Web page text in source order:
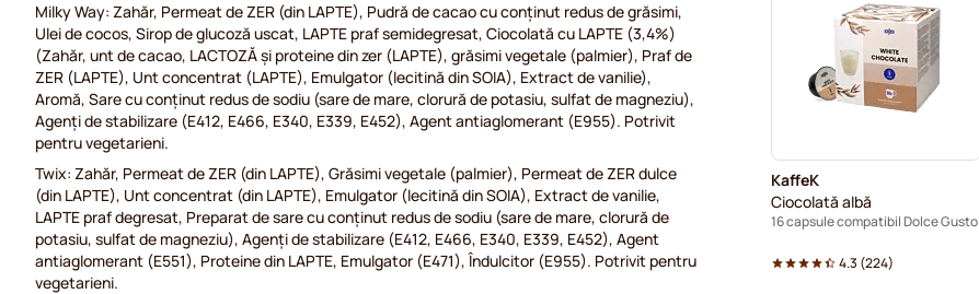
KaffeK
Ciocolată albă
16 capsule compatibil Dolce Gusto
4.3 (224)
Milky Way: Zahăr, Permeat de ZER (din LAPTE), Pudră de cacao cu conținut redus de grăsimi,
Ulei de cocos, Sirop de glucoză uscat, LAPTE praf semidegresat, Ciocolată cu LAPTE (3,4%)
(Zahăr, unt de cacao, LACTOZĂ și proteine din zer (LAPTE), grăsimi vegetale (palmier), Praf de
ZER (LAPTE), Unt concentrat (LAPTE), Emulgator (lecitină din SOIA), Extract de vanilie),
Aromă, Sare cu conținut redus de sodiu (sare de mare, clorură de potasiu, sulfat de magneziu),
Agenți de stabilizare (E412, E466, E340, E339, E452), Agent antiaglomerant (E955). Potrivit
pentru vegetarieni.
Twix: Zahăr, Permeat de ZER (din LAPTE), Grăsimi vegetale (palmier), Permeat de ZER dulce
(din LAPTE), Unt concentrat (din LAPTE), Emulgator (lecitină din SOIA), Extract de vanilie,
LAPTE praf degresat, Preparat de sare cu conținut redus de sodiu (sare de mare, clorură de
potasiu, sulfat de magneziu), Agenți de stabilizare (E412, E466, E340, E339, E452), Agent
antiaglomerant (E551), Proteine din LAPTE, Emulgator (E471), Îndulcitor (E955). Potrivit pentru
vegetarieni.